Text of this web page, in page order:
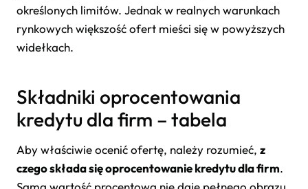
określonych limitów. Jednak w realnych warunkach
rynkowych większość ofert mieści się w powyższych
widełkach.
Składniki oprocentowania
kredytu dla firm – tabela
Aby właściwie ocenić ofertę, należy rozumieć, z
czego składa się oprocentowanie kredytu dla firm.